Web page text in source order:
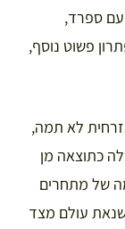
עם ספרד,
פשוט נוסף,
לא תמה,
כתוצאה מן
של מתחרים
עולם מצד